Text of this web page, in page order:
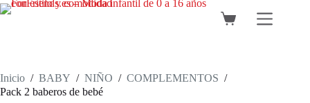
Saltar
al
Carro
Inicio / BABY / NIÑO / COMPLEMENTOS /
Pack 2 baberos de bebé